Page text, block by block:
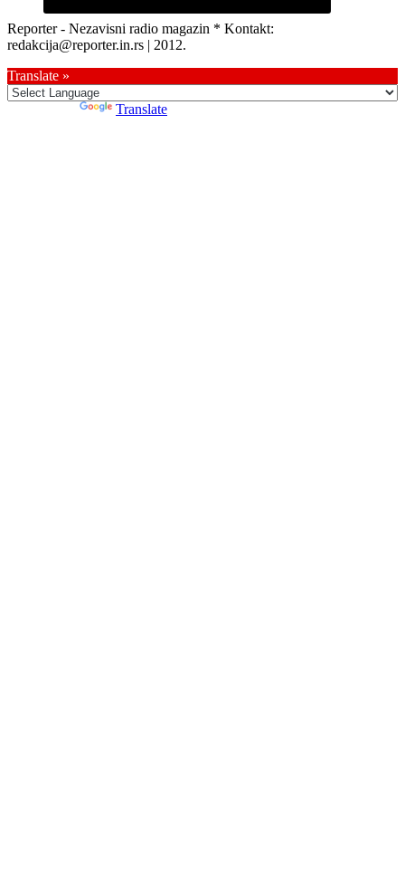
Reporter - Nezavisni radio magazin * Kontakt:
redakcija@reporter.in.rs | 2012.
Translate »
Translate